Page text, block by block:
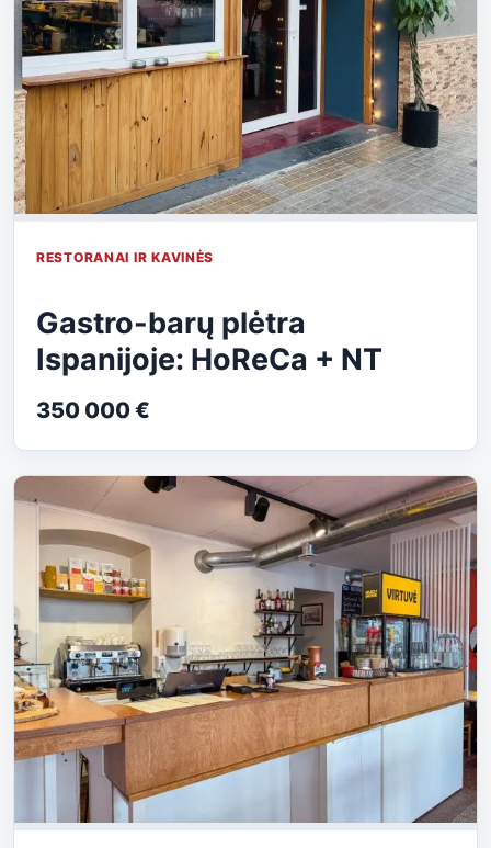
RESTORANAI IR KAVINĖS
Gastro-barų plėtra
Ispanijoje: HoReCa + NT
350 000 €